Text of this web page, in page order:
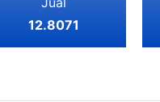
12.8071